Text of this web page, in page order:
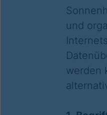
und
werden